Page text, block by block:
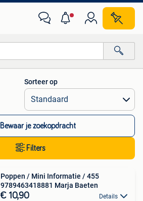
Alle afstanden…
Sorteer op
Bewaar je zoekopdracht
Filters
Poppen / Mini Informatie / 455
9789463418881 Marja Baeten
€ 10,90 Details